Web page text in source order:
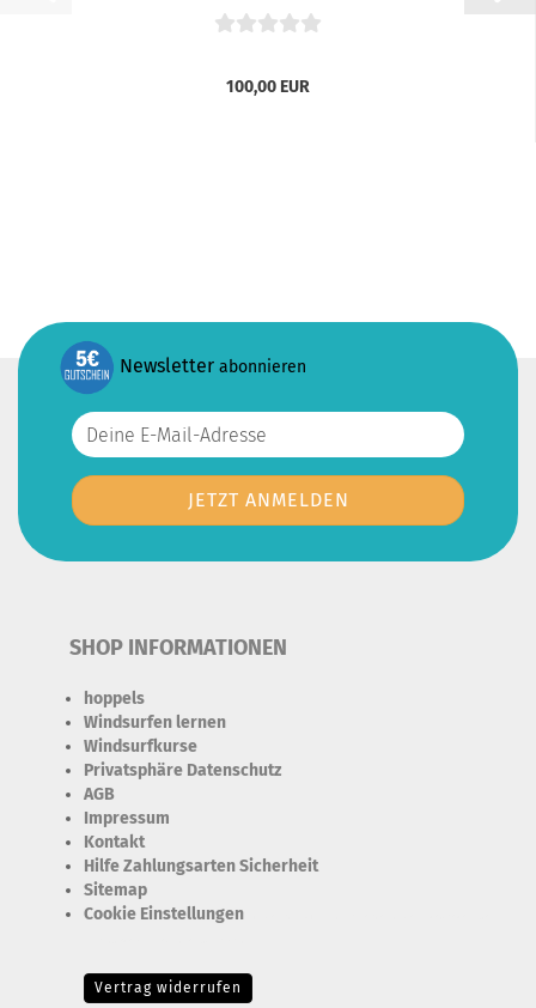
100,00 EUR
Newsletter abonnieren
SHOP INFORMATIONEN
hoppels
Windsurfen lernen
Windsurfkurse
Privatsphäre Datenschutz
AGB
Impressum
Kontakt
Hilfe Zahlungsarten Sicherheit
Sitemap
Cookie Einstellungen
Vertrag widerrufen